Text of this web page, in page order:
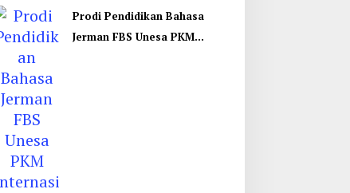
Prodi Pendidikan Bahasa
Jerman FBS Unesa PKM